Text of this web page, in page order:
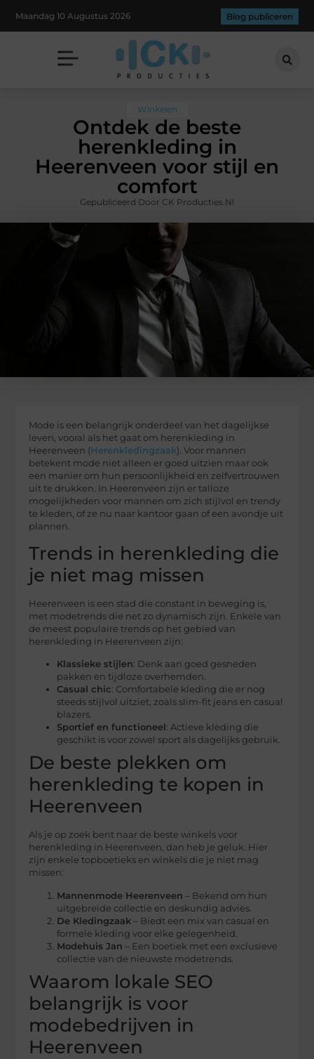
Maandag 10 Augustus 2026 Blog publiceren
Winkelen
Ontdek de beste
herenkleding in
Heerenveen voor stijl en
comfort
Gepubliceerd Door CK Producties.nl
Mode is een belangrijk onderdeel van het dagelijkse
leven, vooral als het gaat om herenkleding in
Heerenveen (Herenkledingzaak). Voor mannen
betekent mode niet alleen er goed uitzien maar ook
een manier om hun persoonlijkheid en zelfvertrouwen
uit te drukken. In Heerenveen zijn er talloze
mogelijkheden voor mannen om zich stijlvol en trendy
te kleden, of ze nu naar kantoor gaan of een avondje uit
plannen.
Trends in herenkleding die
je niet mag missen
Heerenveen is een stad die constant in beweging is,
met modetrends die net zo dynamisch zijn. Enkele van
de meest populaire trends op het gebied van
herenkleding in Heerenveen zijn:
Klassieke stijlen: Denk aan goed gesneden
pakken en tijdloze overhemden.
Casual chic: Comfortabele kleding die er nog
steeds stijlvol uitziet, zoals slim-fit jeans en casual
blazers.
Sportief en functioneel : Actieve kleding die
geschikt is voor zowel sport als dagelijks gebruik.
De beste plekken om
herenkleding te kopen in
Heerenveen
Als je op zoek bent naar de beste winkels voor
herenkleding in Heerenveen, dan heb je geluk. Hier
zijn enkele topboetieks en winkels die je niet mag
missen:
Mannenmode Heerenveen – Bekend om hun
uitgebreide collectie en deskundig advies.
De Kledingzaak – Biedt een mix van casual en
formele kleding voor elke gelegenheid.
Modehuis Jan – Een boetiek met een exclusieve
collectie van de nieuwste modetrends.
Waarom lokale SEO
belangrijk is voor
modebedrijven in
Heerenveen